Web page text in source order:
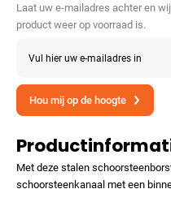
Laat uw e-mailadres achter en
product weer op voorraad is.
Vul hier uw e-mailadres in
Hou mij op de hoogte
Met deze stalen
schoorsteenkanaal met een